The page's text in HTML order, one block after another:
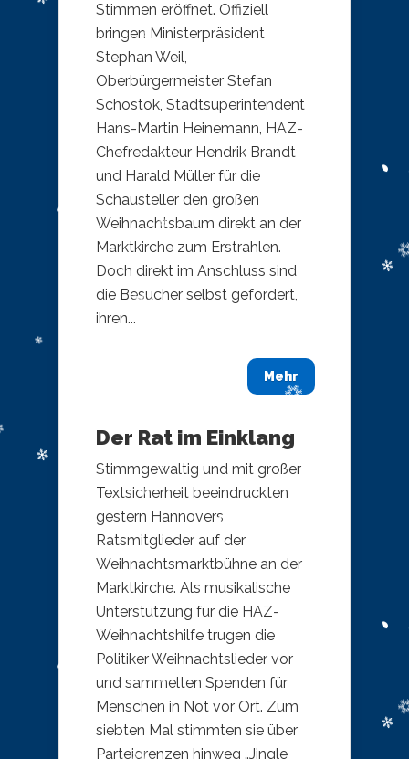
Stimmen eröffnet. Offiziell
bringen Ministerpräsident
Stephan Weil,
Oberbürgermeister Stefan
Schostok, Stadtsuperintendent
Hans-Martin Heinemann, HAZ-
Chefredakteur Hendrik Brandt
und Harald Müller für die
Schausteller den großen
Weihnachtsbaum direkt an der
Marktkirche zum Erstrahlen.
Doch direkt im Anschluss sind
die Besucher selbst gefordert,
ihren...
Mehr
Der Rat im Einklang
Stimmgewaltig und mit großer
Textsicherheit beeindruckten
gestern Hannovers
Ratsmitglieder auf der
Weihnachtsmarktbühne an der
Marktkirche. Als musikalische
Unterstützung für die HAZ-
Weihnachtshilfe trugen die
Politiker Weihnachtslieder vor
und sammelten Spenden für
Menschen in Not vor Ort. Zum
siebten Mal stimmten sie über
Parteigrenzen hinweg „Jingle